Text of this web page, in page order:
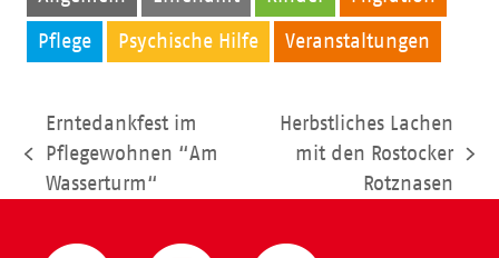
Pflege Psychische Hilfe Veranstaltungen
vorheriger
Beitrag:
Erntedankfest im
Pflegewohnen “Am
Wasserturm“
Nächster
Beitrag:
Herbstliches Lachen
mit den Rostocker
Rotznasen